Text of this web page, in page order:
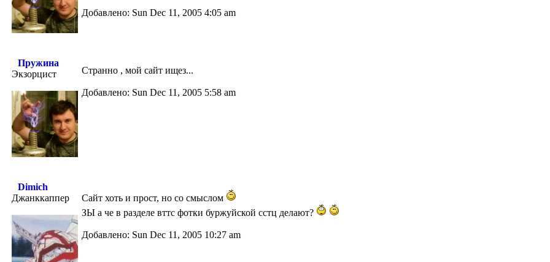
Добавлено: Sun Dec 11, 2005 4:05 am
Пружина
Экзорцист
Странно , мой сайт ищез...
Добавлено: Sun Dec 11, 2005 5:58 am
Dimich
Джанккаппер
Сайт хоть и прост, но со смыслом
ЗЫ а че в разделе вттс фотки буржуйской сстц делают?
Добавлено: Sun Dec 11, 2005 10:27 am